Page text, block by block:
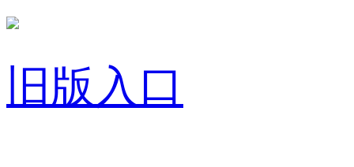
旧版入口